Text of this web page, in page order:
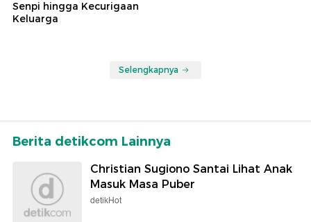
Senpi hingga Kecurigaan
Keluarga
Selengkapnya
Berita detikcom Lainnya
Christian Sugiono Santai Lihat Anak
Masuk Masa Puber
detikHot